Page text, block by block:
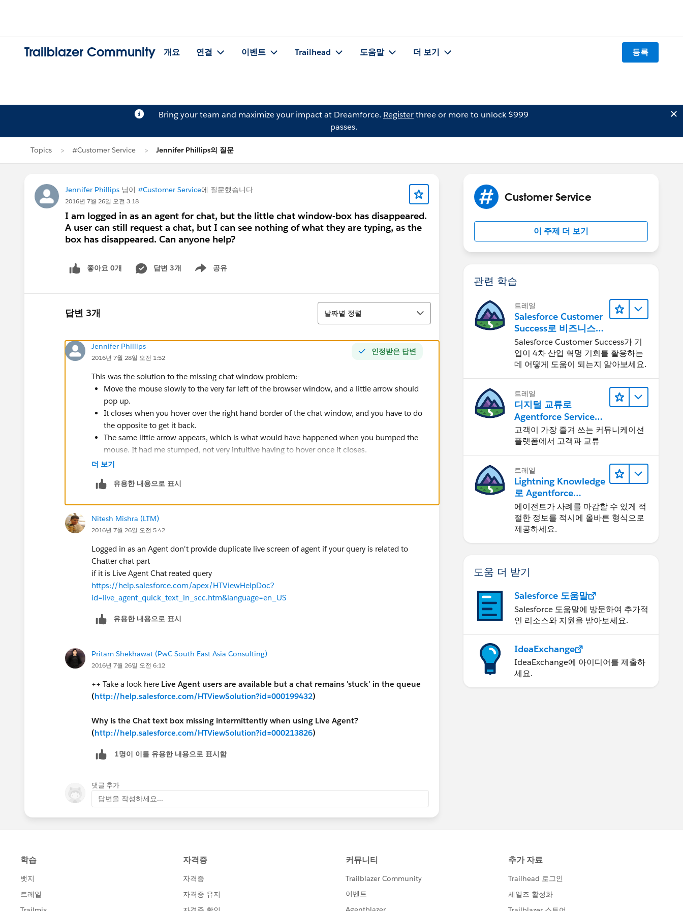
Trailblazer Community 개요 연결 이벤트 Trailhead 도움말 더 보기 등록
Bring your team and maximize your impact at Dreamforce. Registerthree or more to unlock $999
passes.
Topics #Customer Service Jennifer Phillips의 질문
Jennifer Phillips 님이 #Customer Service에 질문했습니다
2016년 7월 26일 오전 3:18
I am logged in as an agent for chat, but the little chat window-box has disappeared.
A user can still request a chat, but I can see nothing of what they are typing, as the
box has disappeared. Can anyone help?
좋아요 0개 답변 3개 공유
Show menu
답변 3개
정렬
날짜별 정렬
인정받은 답변
Jennifer Phillips
2016년 7월 28일 오전 1:52
This was the solution to the missing chat window problem:-
Move the mouse slowly to the very far left of the browser window, and a little arrow should
pop up.
It closes when you hover over the right hand border of the chat window, and you have to do
the opposite to get it back.
The same little arrow appears, which is what would have happened when you bumped the
mouse. It had me stumped, not very intuitive having to hover once it closes.
더 보기
유용한 내용으로 표시
Nitesh Mishra (LTM)
2016년 7월 26일 오전 5:42
Logged in as an Agent don't provide duplicate live screen of agent if your query is related to
Chatter chat part
if it is Live Agent Chat reated query
https://help.salesforce.com/apex/HTViewHelpDoc?
id=live_agent_quick_text_in_scc.htm&language=en_US
유용한 내용으로 표시
Pritam Shekhawat (PwC South East Asia Consulting)
2016년 7월 26일 오전 6:12
++ Take a look here Live Agent users are available but a chat remains 'stuck' in the queue
(http://help.salesforce.com/HTViewSolution?id=000199432)
Why is the Chat text box missing intermittently when using Live Agent?​
(http://help.salesforce.com/HTViewSolution?id=000213826)
1명이 이를 유용한 내용으로 표시함
댓글 추가
답변을 작성하세요...
Customer Service
이 주제 더 보기
관련 학습
트레일
Salesforce Customer
Success로 비즈니스를
혁신하기
Salesforce Customer Success가 기
업이 4차 산업 혁명 기회를 활용하는
데 어떻게 도움이 되는지 알아보세요.
트레일
디지털 교류로
Agentforce Service
확장
고객이 가장 즐겨 쓰는 커뮤니케이션
플랫폼에서 고객과 교류
트레일
Lightning Knowledge
로 Agentforce
Service 개선
에이전트가 사례를 마감할 수 있게 적
절한 정보를 적시에 올바른 형식으로
제공하세요.
도움 더 받기
Salesforce 도움말
Salesforce 도움말에 방문하여 추가적
인 리소스와 지원을 받아보세요.
IdeaExchange
IdeaExchange에 아이디어를 제출하
세요.